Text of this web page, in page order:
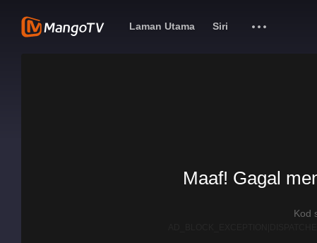
Laman Utama Siri
Maaf! Gagal
Kod